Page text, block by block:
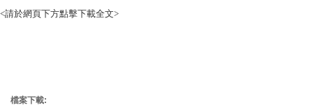
<請於網頁下方點擊下載全文>
檔案下載: